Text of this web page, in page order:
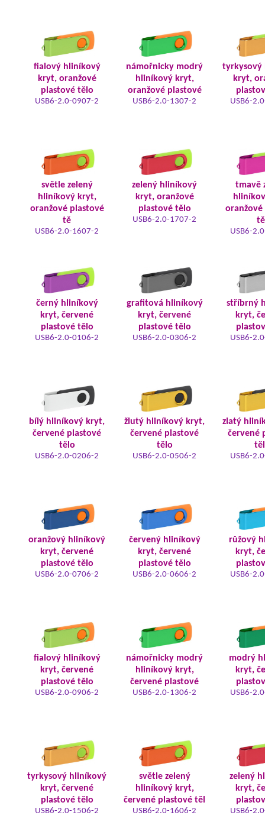
fialový hliníkový
kryt, oranžové
plastové tělo
USB6-2.0-0907-2
námořnicky modrý
hliníkový kryt,
oranžové plastové
USB6-2.0-1307-2
tyrkysový
kryt,
USB6-
světle zelený
hliníkový kryt,
oranžové plastové
tě
USB6-2.0-1607-2
zelený hliníkový
kryt, oranžové
plastové tělo
USB6-2.0-1707-2
tmavě
oranžové
USB6-
černý hliníkový
kryt, červené
plastové tělo
USB6-2.0-0106-2
grafitová hliníkový
kryt, červené
plastové tělo
USB6-2.0-0306-2
stříbrný
kryt,
USB6-
bílý hliníkový kryt,
červené plastové
tělo
USB6-2.0-0206-2
žlutý hliníkový kryt,
červené plastové
tělo
USB6-2.0-0506-2
zlatý
červené
USB6-
oranžový hliníkový
kryt, červené
plastové tělo
USB6-2.0-0706-2
červený hliníkový
kryt, červené
plastové tělo
USB6-2.0-0606-2
růžový
kryt,
USB6-
fialový hliníkový
kryt, červené
plastové tělo
USB6-2.0-0906-2
námořnicky modrý
hliníkový kryt,
červené plastové
USB6-2.0-1306-2
modrý
kryt,
USB6-
tyrkysový hliníkový
kryt, červené
plastové tělo
USB6-2.0-1506-2
světle zelený
hliníkový kryt,
červené plastové těl
USB6-2.0-1606-2
zelený
kryt,
USB6-